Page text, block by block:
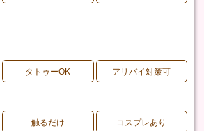
タトゥーOK アリバイ対策可
触るだけ コスプレあり